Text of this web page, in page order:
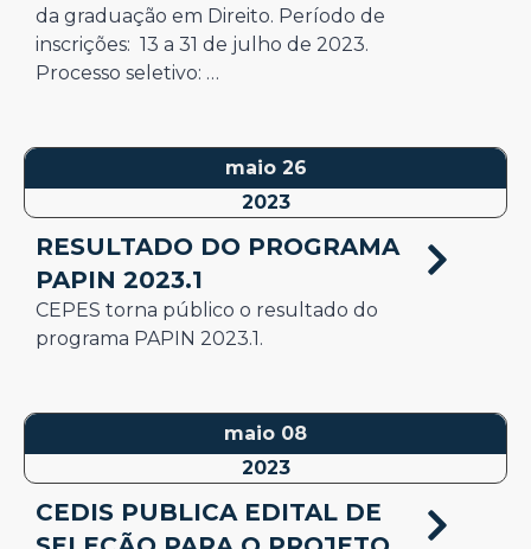
da graduação em Direito. Período de
inscrições: 13 a 31 de julho de 2023.
Processo seletivo: …
maio 26
2023
RESULTADO DO PROGRAMA
PAPIN 2023.1
CEPES torna público o resultado do
programa PAPIN 2023.1.
maio 08
2023
CEDIS PUBLICA EDITAL DE